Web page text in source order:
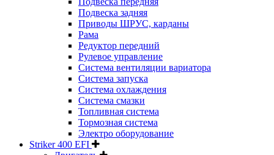
Подвеска задняя
Приводы ШРУС, карданы
Рама
Редуктор передний
Рулевое управление
Система вентиляции вариатора
Система запуска
Система охлаждения
Система смазки
Топливная система
Тормозная система
Электро оборудование
Striker 400 EFI